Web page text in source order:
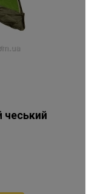
чеський